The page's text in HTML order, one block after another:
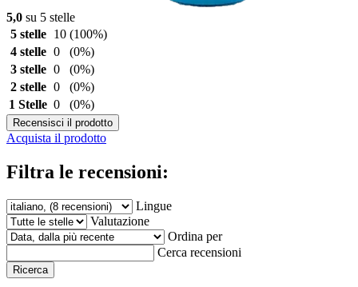
5,0 su 5 stelle
5 stelle
10 (100%)
4 stelle 0
(0%)
3 stelle 0
(0%)
2 stelle 0
(0%)
1 Stelle 0 (0%)
Recensisci il prodotto
Acquista il prodotto
Filtra le recensioni:
Lingue
Valutazione
Ordina per
Cerca recensioni
Ricerca